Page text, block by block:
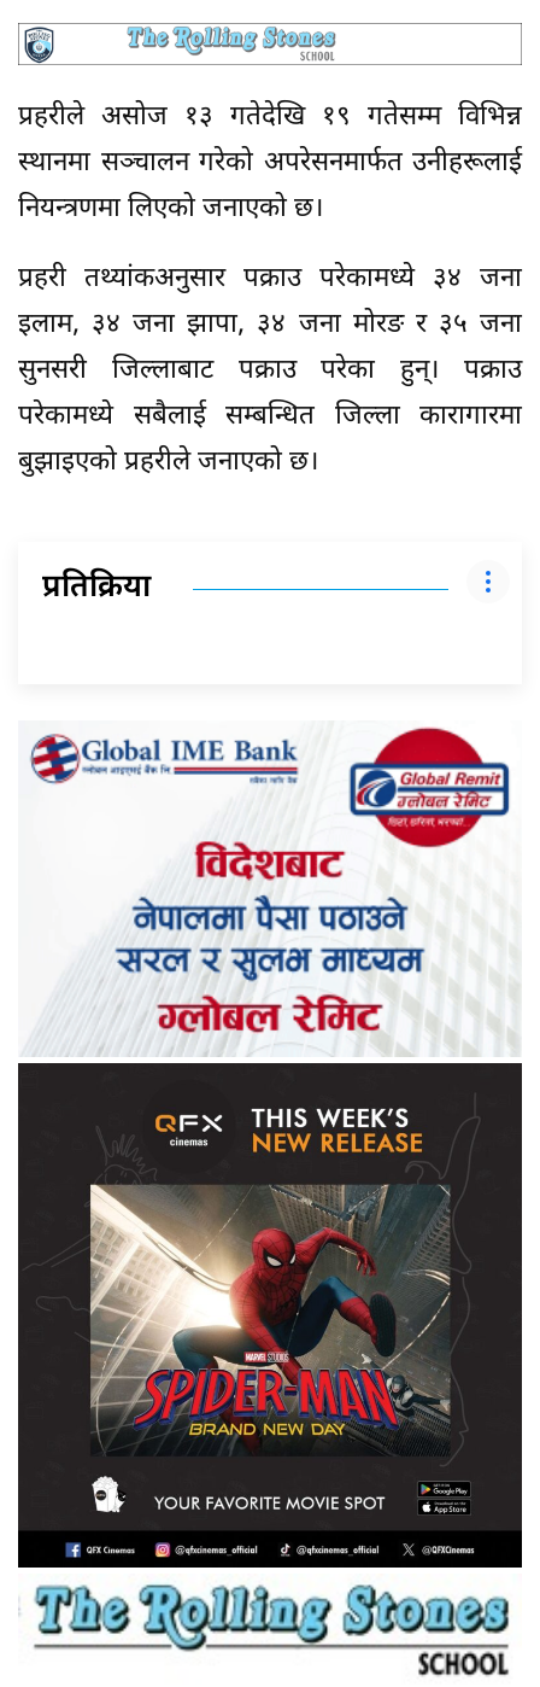
प्रहरीले असोज १३ गतेदेखि १९ गतेसम्म विभिन्न
स्थानमा सञ्चालन गरेको अपरेसनमार्फत उनीहरूलाई
नियन्त्रणमा लिएको जनाएको छ।
प्रहरी तथ्यांकअनुसार पक्राउ परेकामध्ये ३४ जना
इलाम, ३४ जना झापा, ३४ जना मोरङ र ३५ जना
सुनसरी जिल्लाबाट पक्राउ परेका हुन्। पक्राउ
परेकामध्ये सबैलाई सम्बन्धित जिल्ला कारागारमा
बुझाइएको प्रहरीले जनाएको छ।
प्रतिक्रिया